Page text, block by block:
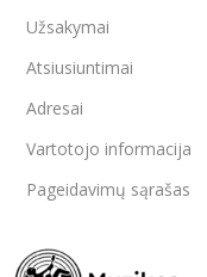
Užsakymai
Atsiusiuntimai
Adresai
Vartotojo informacija
Pageidavimų sąrašas